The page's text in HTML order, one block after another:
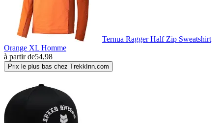
Ternua Ragger Half Zip Sweatshirt
Orange XL Homme
à partir de54,98
Prix le plus bas chez TrekkInn.com